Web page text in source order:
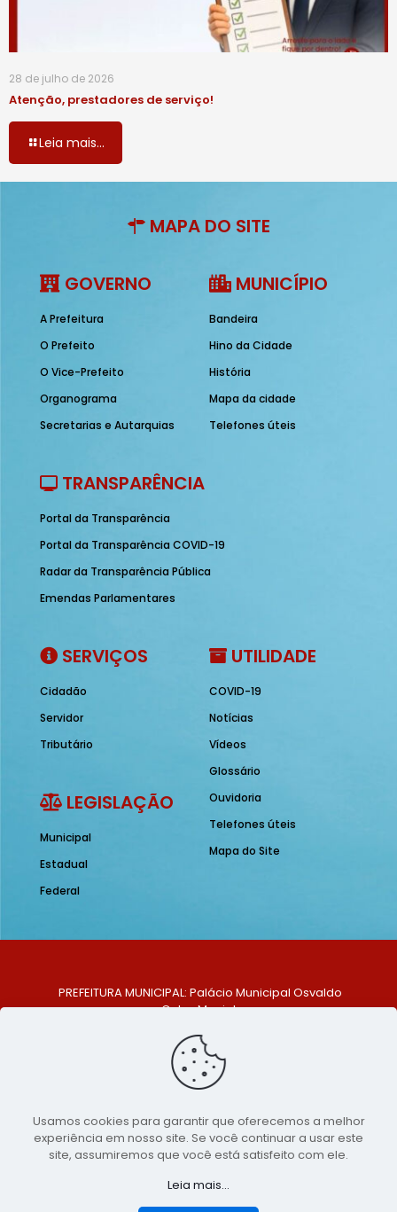
28 de julho de 2026
Atenção, prestadores de serviço!
Leia mais...
MAPA DO SITE
GOVERNO
A Prefeitura
O Prefeito
O Vice-Prefeito
Organograma
Secretarias e Autarquias
MUNICÍPIO
Bandeira
Hino da Cidade
História
Mapa da cidade
Telefones úteis
TRANSPARÊNCIA
Portal da Transparência
Portal da Transparência COVID-19
Radar da Transparência Pública
Emendas Parlamentares
SERVIÇOS
Cidadão
Servidor
Tributário
LEGISLAÇÃO
Municipal
Estadual
Federal
UTILIDADE
COVID-19
Notícias
Vídeos
Glossário
Ouvidoria
Telefones úteis
Mapa do Site
PREFEITURA MUNICIPAL: Palácio Municipal Osvaldo
Celso Maciel
Centro, São Bento do Una - PE. CEP: 553370-128
TELEFONE: (81) 99548-1569
E-MAIL: ouvidoria@saobentodouna.pe.gov.br
Copyright 2021-2026 - Assessoria de Comunicação da
Prefeitura de São Bento do Una - PE
Página desenvolvida pela agência de
Usamos cookies para garantir que oferecemos a melhor
experiência em nosso site. Se você continuar a usar este
site, assumiremos que você está satisfeito com ele.
Leia mais...